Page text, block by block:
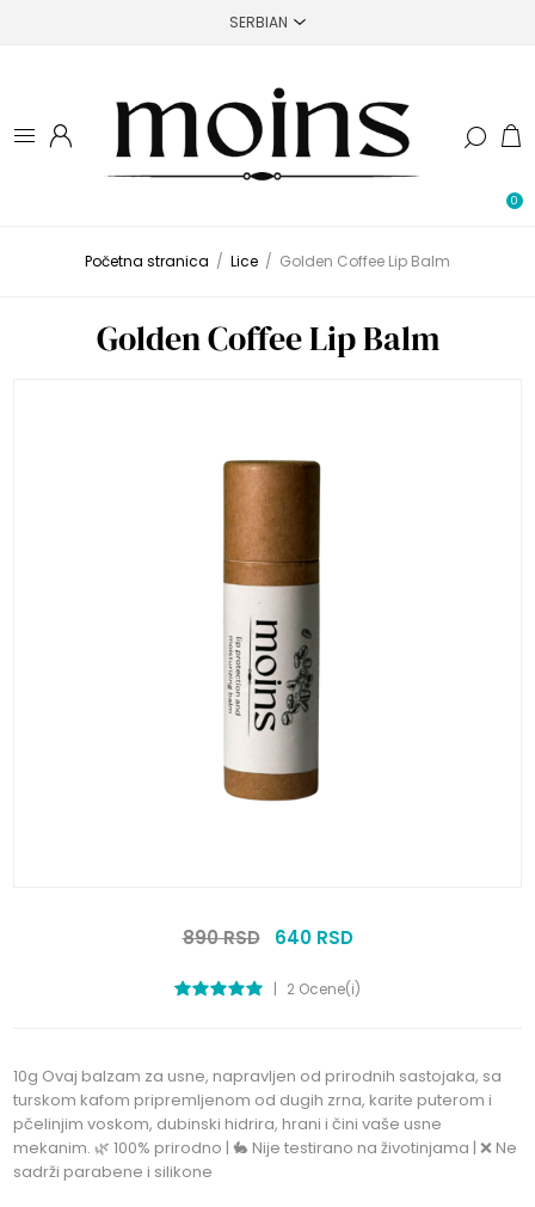
0
Početna stranica / Lice / Golden Coffee Lip Balm
Golden Coffee Lip Balm
890 RSD 640 RSD
| 2 Ocene(i)
10g Ovaj balzam za usne, napravljen od prirodnih sastojaka, sa
turskom kafom pripremljenom od dugih zrna, karite puterom i
pčelinjim voskom, dubinski hidrira, hrani i čini vaše usne
mekanim. 🌿 100% prirodno | 🐇 Nije testirano na životinjama | ❌ Ne
sadrži parabene i silikone